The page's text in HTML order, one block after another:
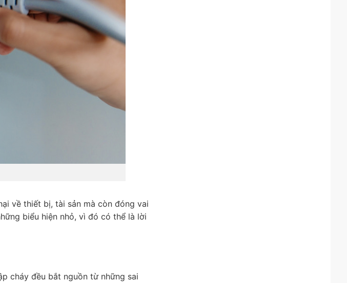
về thiết bị, tài sản mà còn đóng vai
biểu hiện nhỏ, vì đó có thể là lời
cháy đều bắt nguồn từ những sai